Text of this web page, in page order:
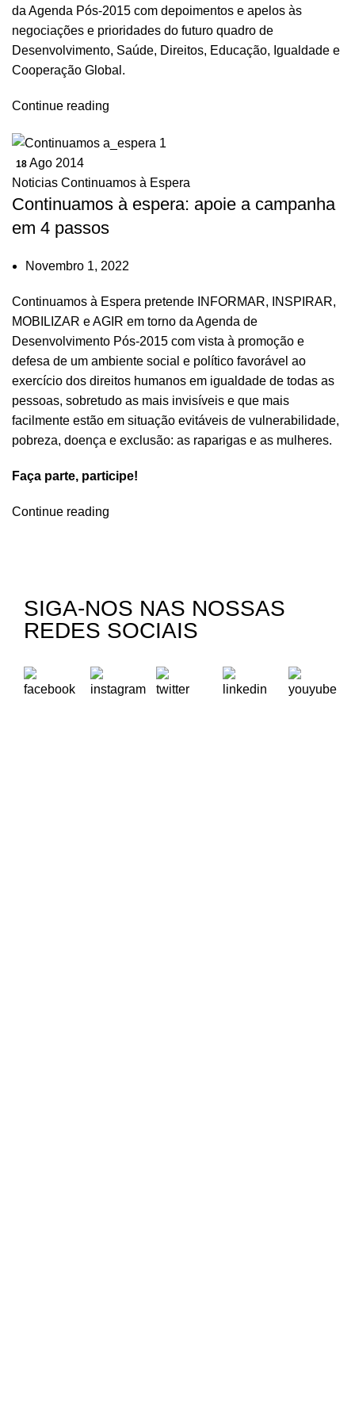
da Agenda Pós-2015 com depoimentos e apelos às
negociações e prioridades do futuro quadro de
Desenvolvimento, Saúde, Direitos, Educação, Igualdade e
Cooperação Global.
Continue reading
18 Ago 2014
Noticias Continuamos à Espera
Continuamos à espera: apoie a campanha
em 4 passos
Novembro 1, 2022
Continuamos à Espera pretende INFORMAR, INSPIRAR,
MOBILIZAR e AGIR em torno da Agenda de
Desenvolvimento Pós-2015 com vista à promoção e
defesa de um ambiente social e político favorável ao
exercício dos direitos humanos em igualdade de todas as
pessoas, sobretudo as mais invisíveis e que mais
facilmente estão em situação evitáveis de vulnerabilidade,
pobreza, doença e exclusão: as raparigas e as mulheres.
Faça parte, participe!
Continue reading
SIGA-NOS NAS NOSSAS
REDES SOCIAIS